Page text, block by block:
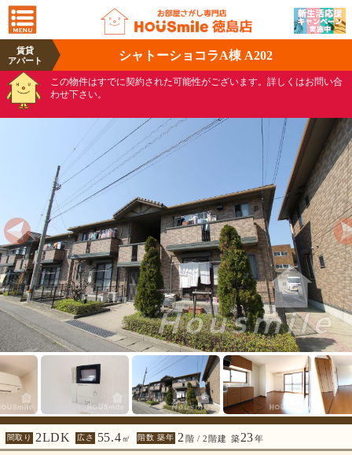
賃貸
アパート
シャトーショコラA棟 A202
この物件はすでに契約された可能性がございます。詳しくはお問い合
わせ下さい。
間取り 2LDK 広さ 55.4㎡ 階数 築年 2 階 / 2階建 築23年